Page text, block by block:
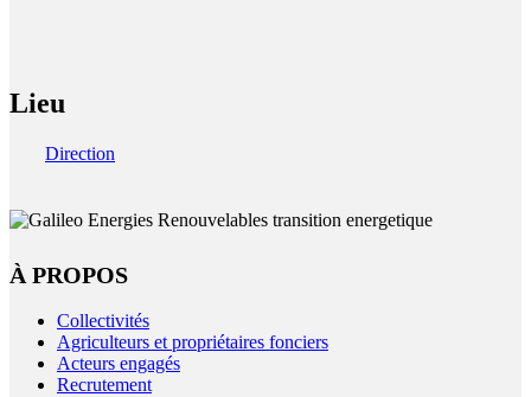
Lieu
Direction
À PROPOS
Collectivités
Agriculteurs et propriétaires fonciers
Acteurs engagés
Recrutement